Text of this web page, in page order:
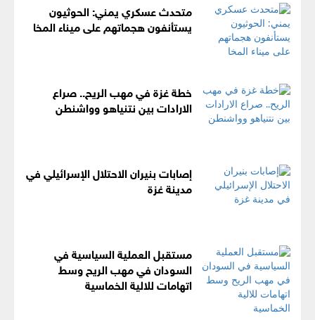
متحدث عسكري يمني: الحوثيون
يستأنفون هجماتهم على ميناء المخا
خطة غزة في مهب الريح.. صراع
الارادات بين نتنياهو وواشنطن
إصابات بنيران الاحتلال الإسرائيلي في
مدينة غزة
مستقبل العملية السياسية في
السودان في مهب الريح وسط
اتهامات للالية الخماسية